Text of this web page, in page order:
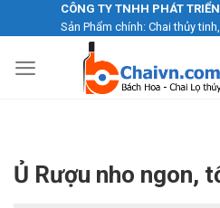
to
content
CÔNG TY TNHH PHÁT
Sản Phẩm chính: Chai thủy
Ủ Rượu nho ngon,